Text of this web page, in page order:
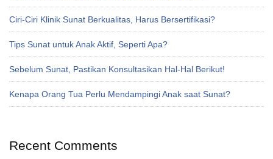
Ciri-Ciri Klinik Sunat Berkualitas, Harus Bersertifikasi?
Tips Sunat untuk Anak Aktif, Seperti Apa?
Sebelum Sunat, Pastikan Konsultasikan Hal-Hal Berikut!
Kenapa Orang Tua Perlu Mendampingi Anak saat Sunat?
Recent Comments